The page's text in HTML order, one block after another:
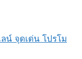
น์ จุดเด่น โปรโม